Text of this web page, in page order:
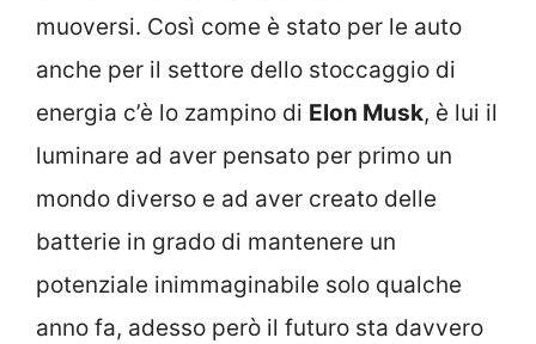
muoversi. Così come è stato per le auto
anche per il settore dello stoccaggio di
energia c’è lo zampino di Elon Musk, è lui il
luminare ad aver pensato per primo un
mondo diverso e ad aver creato delle
batterie in grado di mantenere un
potenziale inimmaginabile solo qualche
anno fa, adesso però il futuro sta davvero